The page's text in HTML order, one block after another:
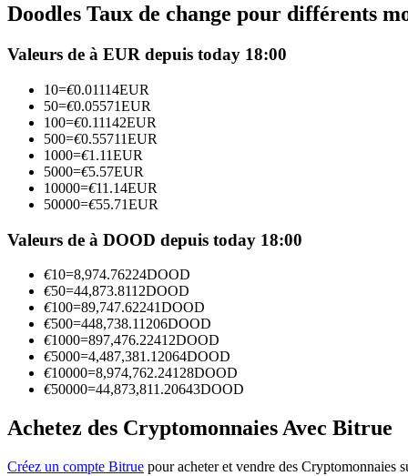
Futures utilisant l'USDC comme garantie
Copie de Trading
Rejoignez les meilleurs traders
Devenez un trader de copie
Doodles Taux de change pour différents
Valeurs de à EUR depuis today 18:00
10=€0.01114EUR
50=€0.05571EUR
100=€0.11142EUR
500=€0.55711EUR
1000=€1.11EUR
5000=€5.57EUR
10000=€11.14EUR
50000=€55.71EUR
Valeurs de à DOOD depuis today 18:00
€10=8,974.76224DOOD
€50=44,873.8112DOOD
€100=89,747.62241DOOD
€500=448,738.11206DOOD
€1000=897,476.22412DOOD
€5000=4,487,381.12064DOOD
€10000=8,974,762.24128DOOD
€50000=44,873,811.20643DOOD
Achetez des Cryptomonnaies Avec Bitrue
Créez un compte Bitrue pour acheter et vendre des Cryptomonnaies